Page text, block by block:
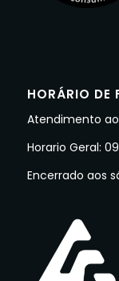
HORÁRIO DE
Atendimento ao
Horario Geral:
Encerrado aos